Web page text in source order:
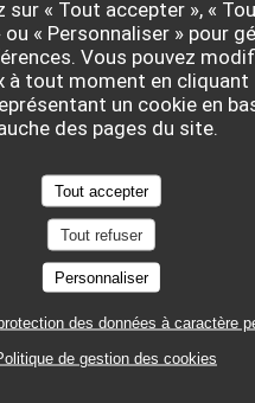
sur « Tout accepter », «
ou « Personnaliser » pour
Vous pouvez
à tout moment en cliquant
un cookie en
des pages du site.
Tout accepter
Tout refuser
Personnaliser
des données à caractère
de gestion des cookies
/5 CUISINE:
2
CUISINE:
reviendrais. Je le